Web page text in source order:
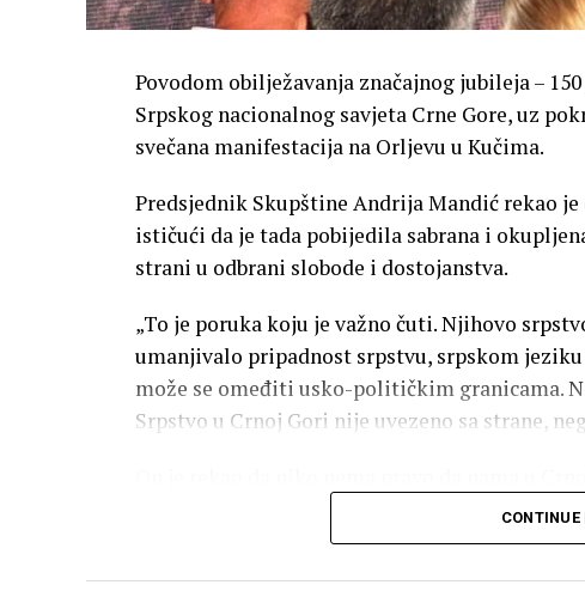
Povodom obilježavanja značajnog jubileja –
Srpskog nacionalnog savjeta Crne Gore, uz
svečana manifestacija na Orljevu u Kučima.
Predsjednik Skupštine Andrija Mandić rekao
ističući da je tada pobijedila sabrana i
strani u odbrani slobode i dostojanstva.
„To je poruka koju je važno čuti. Njihovo
umanjivalo pripadnost srpstvu, srpskom
može se omeđiti usko-političkim granicama.
Srpstvo u Crnoj Gori nije uvezeno sa strane,
ispravnosti, koliko god bio moćan i snažan.
CONTINUE